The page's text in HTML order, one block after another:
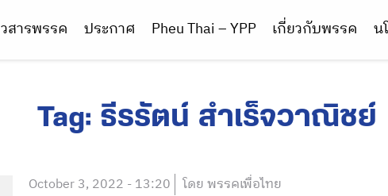
สารพรรค ประกาศ Pheu Thai – YPP เกี่ยวกับพรรค น
Tag: ธีรรัตน์ สำเร็จวาณิชย์
October 3, 2022 - 13:20 โดย พรรคเพื่อไทย